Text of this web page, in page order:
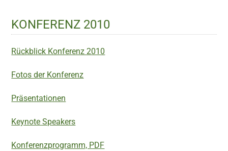
KONFERENZ 2010
Rückblick Konferenz 2010
Fotos der Konferenz
Präsentationen
Keynote Speakers
Konferenzprogramm, PDF